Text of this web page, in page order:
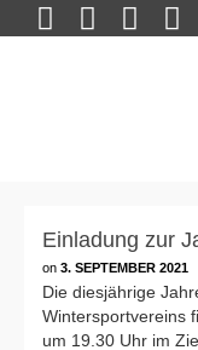
Einladung zur
on 3. SEPTEMBER 2021
Die diesjährige
Wintersportvereins
um 19.30 Uhr im